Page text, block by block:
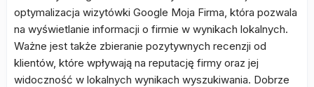
optymalizacja wizytówki Google Moja Firma, która pozwala
na wyświetlanie informacji o firmie w wynikach lokalnych.
Ważne jest także zbieranie pozytywnych recenzji od
klientów, które wpływają na reputację firmy oraz jej
widoczność w lokalnych wynikach wyszukiwania. Dobrze